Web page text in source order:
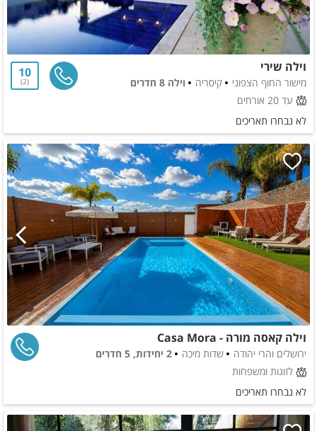
וילה שירי
מישור החוף הצפוני קיסריה
וילה 8 חדרים
עד 20 אורחים
10
2
לא נבחרו תאריכים
וילה קאסה מורה - Casa Mora
ירושלים והרי יהודה שדות מיכה
2 יחידות, 5 חדרים
לזוגות ומשפחות
לא נבחרו תאריכים